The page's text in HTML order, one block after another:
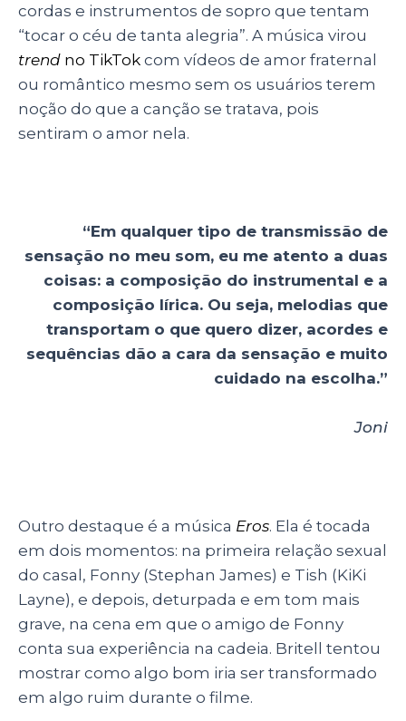
cordas e instrumentos de sopro que tentam
“tocar o céu de tanta alegria”. A música virou
trend no TikTok com vídeos de amor fraternal
ou romântico mesmo sem os usuários terem
noção do que a canção se tratava, pois
sentiram o amor nela.
“Em qualquer tipo de transmissão de
sensação no meu som, eu me atento a duas
coisas: a composição do instrumental e a
composição lírica. Ou seja, melodias que
transportam o que quero dizer, acordes e
sequências dão a cara da sensação e muito
cuidado na escolha.”
Joni
Outro destaque é a música Eros. Ela é tocada
em dois momentos: na primeira relação sexual
do casal, Fonny (Stephan James) e Tish (KiKi
Layne), e depois, deturpada e em tom mais
grave, na cena em que o amigo de Fonny
conta sua experiência na cadeia. Britell tentou
mostrar como algo bom iria ser transformado
em algo ruim durante o filme.